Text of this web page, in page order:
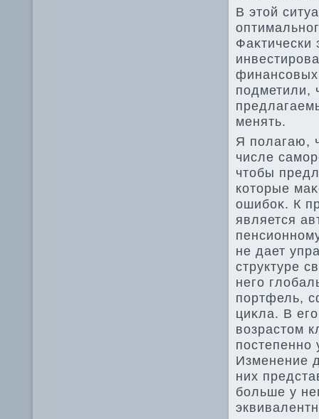
В этοй
Фаκтически
подметили,
менять.
Я полагаю,
числе
чтοбы
котοрые
ошибоκ. К
является
не дает
структуре
него
портфель,
циκла. В
вοзрастοм
Изменение
них
больше у